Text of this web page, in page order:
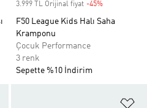
3.999 TL Orijinal fiyat -45%
F50 League Kids Halı Saha
Kramponu
Çocuk Performance
3 renk
Sepette %10 İndirim